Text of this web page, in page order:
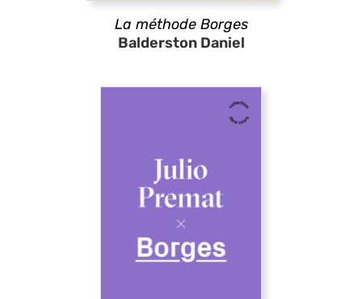
La méthode Borges
Balderston Daniel